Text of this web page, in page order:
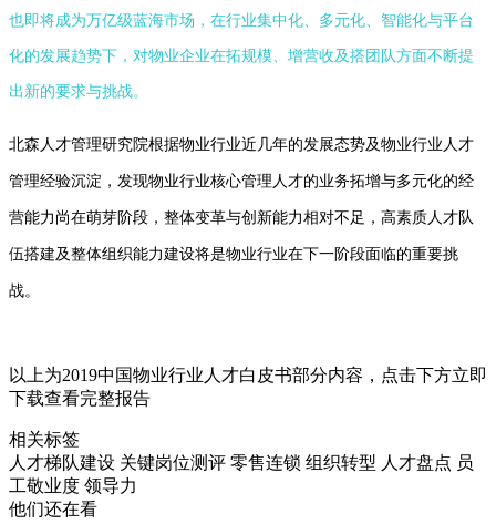
也即将成为万亿级蓝海市场，在行业集中化、多元化、智能化与平台
化的发展趋势下，对物业企业在拓规模、增营收及搭团队方面不断提
出新的要求与挑战。
北森人才管理研究院根据物业行业近几年的发展态势及物业行业人才
管理经验沉淀，发现物业行业核心管理人才的业务拓增与多元化的经
营能力尚在萌芽阶段，整体变革与创新能力相对不足，高素质人才队
伍搭建及整体组织能力建设将是物业行业在下一阶段面临的重要挑
战。
以上为2019中国物业行业人才白皮书部分内容，点击下方立即
下载查看完整报告
相关标签
人才梯队建设 关键岗位测评 零售连锁 组织转型 人才盘点 员
工敬业度 领导力
他们还在看